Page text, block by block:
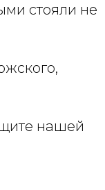
стояли не
нашей